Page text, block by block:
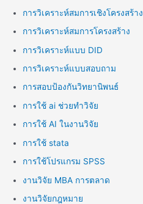
การวิเคราะห์สมการเชิงโครงสร้าง
การวิเคราะห์สมการโครงสร้าง
การวิเคราะห์แบบ DID
การวิเคราะห์แบบสอบถาม
การสอบป้องกันวิทยานิพนธ์
การใช้ ai ช่วยทำวิจัย
การใช้ AI ในงานวิจัย
การใช้ stata
การใช้โปรแกรม SPSS
งานวิจัย MBA การตลาด
งานวิจัยกฎหมาย